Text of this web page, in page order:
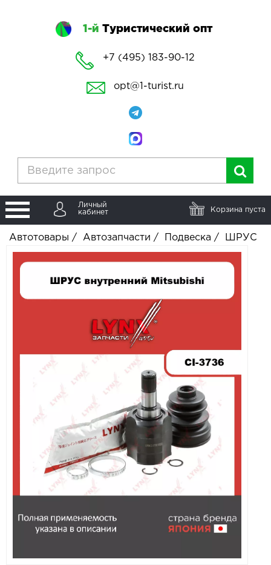
1-й Туристический опт
+7 (495) 183-90-12
opt@1-turist.ru
Личный
кабинет
Корзина пуста
Автотовары / Автозапчасти / Подвеска / ШРУС